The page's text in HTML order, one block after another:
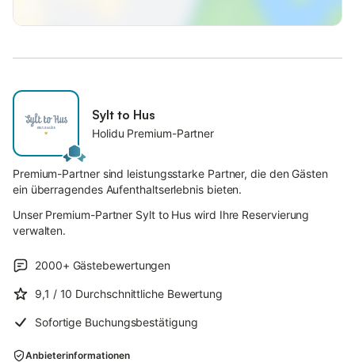
Sylt to Hus
Holidu Premium-Partner
Premium-Partner sind leistungsstarke Partner, die den Gästen
ein überragendes Aufenthaltserlebnis bieten.
Unser Premium-Partner Sylt to Hus wird Ihre Reservierung
verwalten.
2000+ Gästebewertungen
9,1 / 10 Durchschnittliche Bewertung
Sofortige Buchungsbestätigung
Anbieterinformationen